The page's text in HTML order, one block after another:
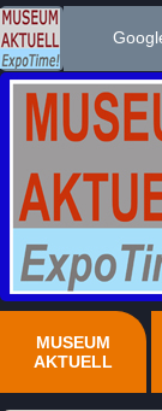
MUSEUM
AKTUELL